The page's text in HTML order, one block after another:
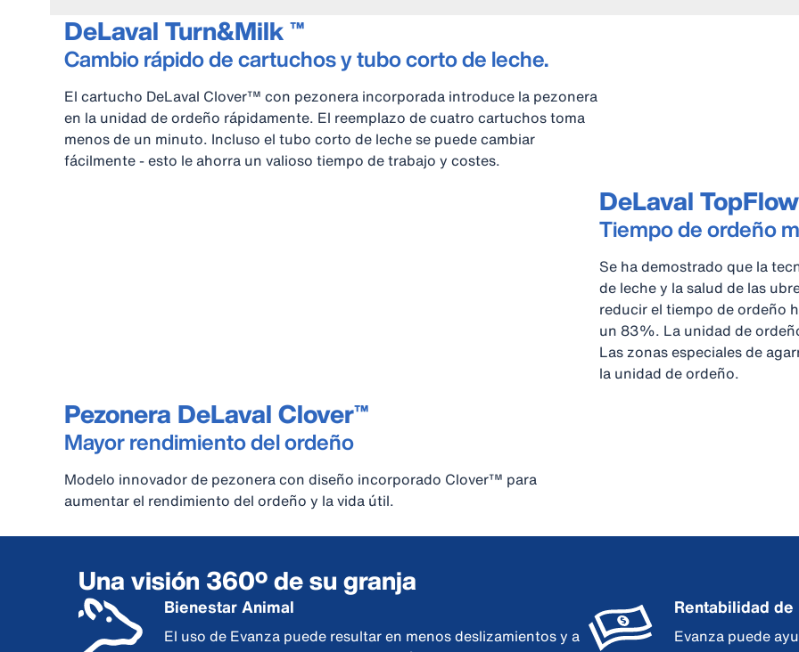
DeLaval Turn&Milk ™
Cambio rápido de cartuchos y tubo corto de leche.
El cartucho DeLaval Clover™ con pezonera incorporada introduce la pezonera
en la unidad de ordeño rápidamente. El reemplazo de cuatro cartuchos toma
menos de un minuto. Incluso el tubo corto de leche se puede cambiar
fácilmente - esto le ahorra un valioso tiempo de trabajo y costes.
DeLaval
Tiempo de ordeño
Se ha demostrado que la
de leche y la salud de las
reducir el tiempo de ordeño
un 83%. La unidad de
Las zonas especiales de
la unidad de ordeño.
Pezonera DeLaval Clover™
Mayor rendimiento del ordeño
Modelo innovador de pezonera con diseño incorporado Clover™ para
aumentar el rendimiento del ordeño y la vida útil.
Una visión 360º de su granja
Bienestar Animal
El uso de Evanza puede resultar en menos deslizamientos y a
Rentabilidad de
Evanza puede